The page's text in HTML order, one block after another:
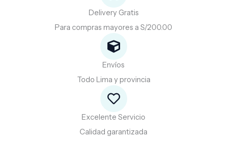
Delivery Gratis
Para compras mayores a S/200.00
Envíos
Todo Lima y provincia
Excelente Servicio
Calidad garantizada